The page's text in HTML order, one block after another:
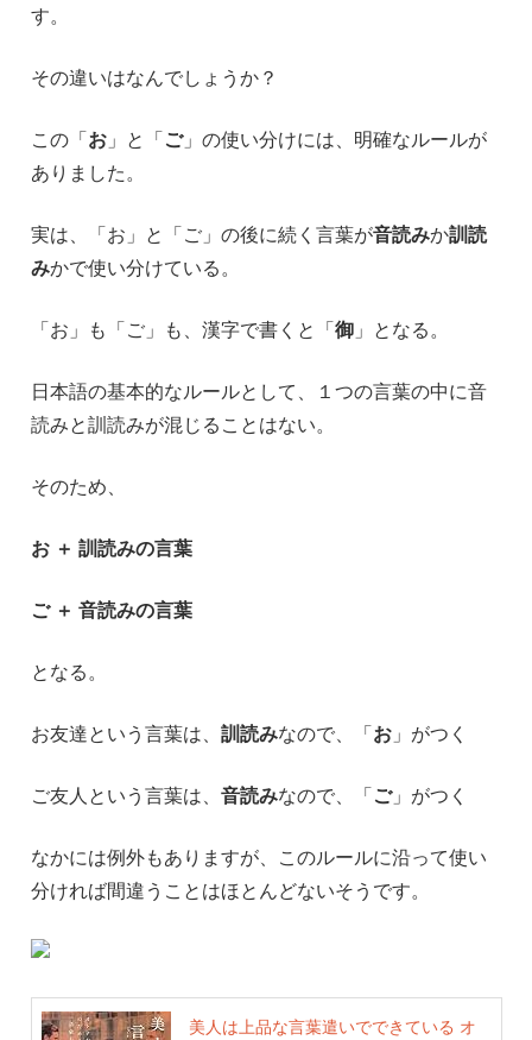
す。
その違いはなんでしょうか？
この「お」と「ご」の使い分けには、明確なルールが
ありました。
実は、「お」と「ご」の後に続く言葉が音読みか訓読
みかで使い分けている。
「お」も「ご」も、漢字で書くと「御」となる。
日本語の基本的なルールとして、１つの言葉の中に音
読みと訓読みが混じることはない。
そのため、
お ＋ 訓読みの言葉
ご ＋ 音読みの言葉
となる。
お友達という言葉は、 訓読みなので、「お」がつく
ご友人という言葉は、 音読みなので、「ご」がつく
なかには例外もありますが、このルールに沿って使い
分ければ間違うことはほとんどないそうです。
美人は上品な言葉遣いでできている オ